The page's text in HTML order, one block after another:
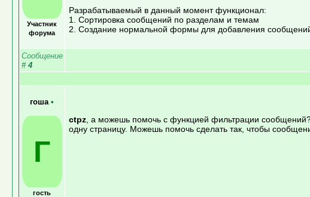
Участник
форума
Разрабатываемый в данный момент функционал:
1. Сортировка сообщений по разделам и темам
2. Создание нормальной формы для добавления
Сообщение
# 4
гоша •
Г
гость
ctpz, а можешь помочь с функцией фильтрации
одну страницу. Можешь помочь сделать так, чтобы